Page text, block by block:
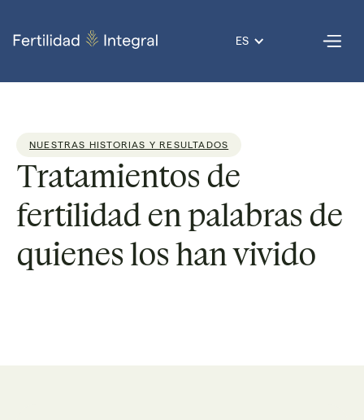
ES
NUESTRAS HISTORIAS Y RESULTADOS
Tratamientos de
fertilidad en palabras de
quienes los han vivido